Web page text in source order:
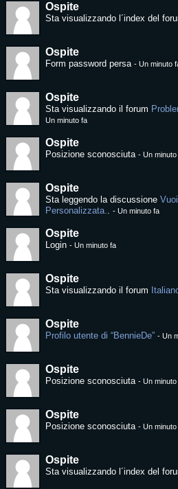
Ospite
Sta visualizzando l´index del
Ospite
Form password persa - Un minuto
Ospite
Sta visualizzando il forum
Un minuto fa
Ospite
Posizione sconosciuta - Un minuto
Ospite
Sta leggendo la discussione
Personalizzata.. - Un minuto fa
Ospite
Login - Un minuto fa
Ospite
Sta visualizzando il forum
Ospite
Profilo utente di “BennieDe” - Un
Ospite
Posizione sconosciuta - Un minuto
Ospite
Posizione sconosciuta - Un minuto
Ospite
Sta visualizzando l´index del